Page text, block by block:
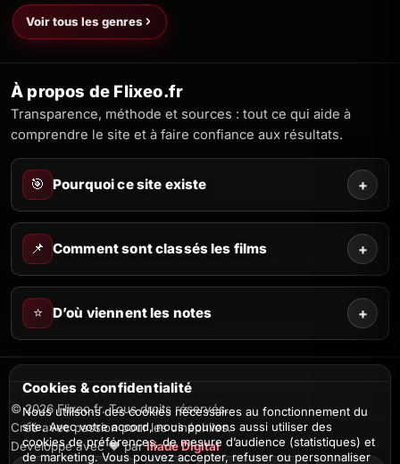
Voir tous les genres
À propos de Flixeo.fr
Transparence, méthode et sources : tout ce qui aide à
comprendre le site et à faire confiance aux résultats.
🎯 Pourquoi ce site existe +
📌 Comment sont classés les films +
⭐ D’où viennent les notes +
© 2026 Flixeo.fr. Tous droits réservés.
Créé avec passion pour les cinéphiles.
Développé avec ❤️ parIliade Digital
Cookies & confidentialité
Nous utilisons des cookies nécessaires au fonctionnement du
site. Avec votre accord, nous pouvons aussi utiliser des
cookies de préférences, de mesure d’audience (statistiques) et
de marketing. Vous pouvez accepter, refuser ou personnaliser